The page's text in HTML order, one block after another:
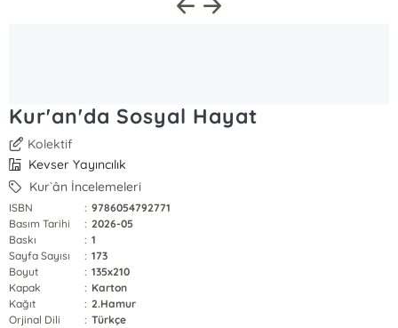
Kur'an'da Sosyal Hayat
Kolektif
Kevser Yayıncılık
Kur`ân İncelemeleri
ISBN : 9786054792771
Basım Tarihi
: 2026-05
Baskı
: 1
Sayfa Sayısı
: 173
Boyut
: 135x210
Kapak
: Karton
Kağıt
: 2.Hamur
Orjinal Dili
: Türkçe